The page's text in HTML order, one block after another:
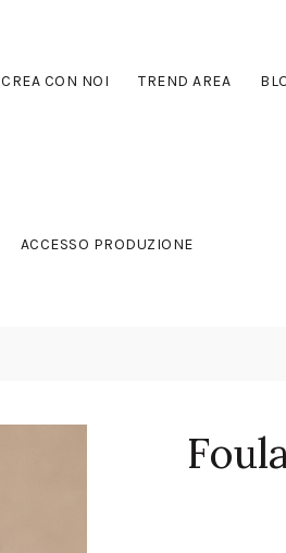
CREA CON NOI TREND AREA
ACCESSO PRODUZIONE